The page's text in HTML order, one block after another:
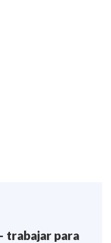
trabajar para